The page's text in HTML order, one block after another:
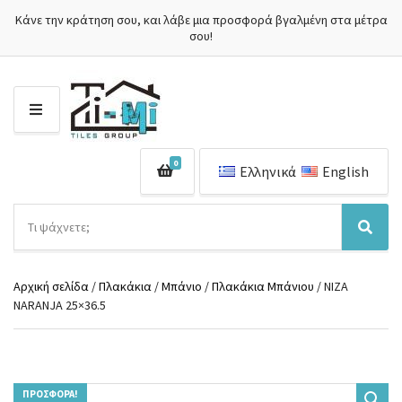
Κάνε την κράτηση σου, και λάβε μια προσφορά βγαλμένη στα μέτρα
σου!
Μ
Ε
ν
μ
α
κ
α
ή
τ
Α
ν
τ
0 Ελληνικά English
Αρχική σελίδα /Πλακάκια /Μπάνιο /Πλακάκια Μπάνιου / NIZA
NARANJA 25×36.5
ΠΡΟΣΦΟΡΆ!